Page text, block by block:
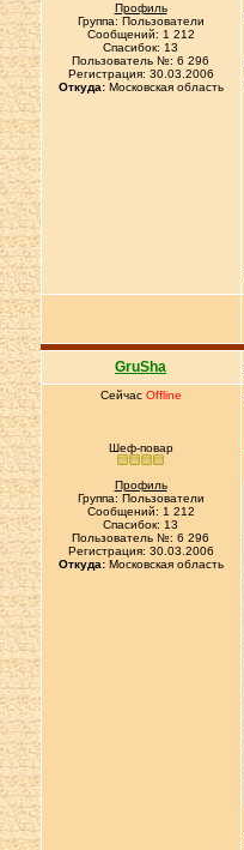
Профиль
Группа: Пользователи
Сообщений: 1 212
Спасибок: 13
Пользователь №: 6 296
Регистрация: 30.03.2006
Откуда:Московская область
GruSha
Сейчас Offline
Шеф-повар
Профиль
Группа: Пользователи
Сообщений: 1 212
Спасибок: 13
Пользователь №: 6 296
Регистрация: 30.03.2006
Откуда:Московская область